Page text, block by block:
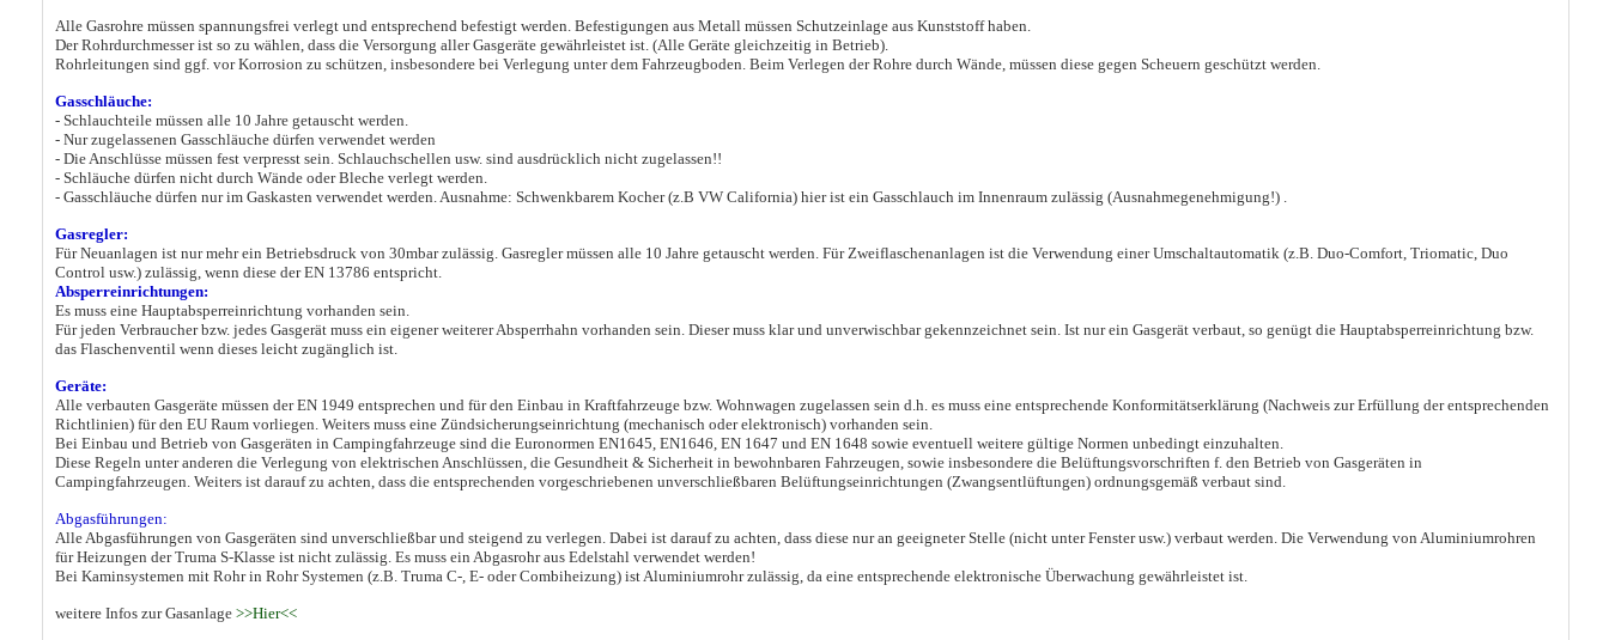
Alle Gasrohre müssen spannungsfrei verlegt und entsprechend befestigt werden. Befestigungen aus Metall müssen Schutzeinlage aus Kunststoff haben.
Der Rohrdurchmesser ist so zu wählen, dass die Versorgung aller Gasgeräte gewährleistet ist. (Alle Geräte gleichzeitig in Betrieb).
Rohrleitungen sind ggf. vor Korrosion zu schützen, insbesondere bei Verlegung unter dem Fahrzeugboden. Beim Verlegen der Rohre durch Wände, müssen diese gegen Scheuern geschützt werden.
Gasschläuche:
- Schlauchteile müssen alle 10 Jahre getauscht werden.
- Nur zugelassenen Gasschläuche dürfen verwendet werden
- Die Anschlüsse müssen fest verpresst sein. Schlauchschellen usw. sind ausdrücklich nicht zugelassen!!
- Schläuche dürfen nicht durch Wände oder Bleche verlegt werden.
- Gasschläuche dürfen nur im Gaskasten verwendet werden. Ausnahme: Schwenkbarem Kocher (z.B VW California) hier ist ein Gasschlauch im Innenraum zulässig (Ausnahmegenehmigung!) .
Gasregler:
Für Neuanlagen ist nur mehr ein Betriebsdruck von 30mbar zulässig. Gasregler müssen alle 10 Jahre getauscht werden. Für Zweiflaschenanlagen ist die Verwendung einer Umschaltautomatik (z.B. Duo-Comfort, Triomatic, Duo
Control usw.) zulässig, wenn diese der EN 13786 entspricht.
Absperreinrichtungen:
Es muss eine Hauptabsperreinrichtung vorhanden sein.
Für jeden Verbraucher bzw. jedes Gasgerät muss ein eigener weiterer Absperrhahn vorhanden sein. Dieser muss klar und unverwischbar gekennzeichnet sein. Ist nur ein Gasgerät verbaut, so genügt die Hauptabsperreinrichtung bzw.
das Flaschenventil wenn dieses leicht zugänglich ist.
Geräte:
Alle verbauten Gasgeräte müssen der EN 1949 entsprechen und für den Einbau in Kraftfahrzeuge bzw. Wohnwagen zugelassen sein d.h. es muss eine entsprechende Konformitätserklärung (Nachweis zur Erfüllung der entsprechenden
Richtlinien) für den EU Raum vorliegen. Weiters muss eine Zündsicherungseinrichtung (mechanisch oder elektronisch) vorhanden sein.
Bei Einbau und Betrieb von Gasgeräten in Campingfahrzeuge sind die Euronormen EN1645, EN1646, EN 1647 und EN 1648 sowie eventuell weitere gültige Normen unbedingt einzuhalten.
Diese Regeln unter anderen die Verlegung von elektrischen Anschlüssen, die Gesundheit & Sicherheit in bewohnbaren Fahrzeugen, sowie insbesondere die Belüftungsvorschriften f. den Betrieb von Gasgeräten in
Campingfahrzeugen. Weiters ist darauf zu achten, dass die entsprechenden vorgeschriebenen unverschließbaren Belüftungseinrichtungen (Zwangsentlüftungen) ordnungsgemäß verbaut sind.
Abgasführungen:
Alle Abgasführungen von Gasgeräten sind unverschließbar und steigend zu verlegen. Dabei ist darauf zu achten, dass diese nur an geeigneter Stelle (nicht unter Fenster usw.) verbaut werden. Die Verwendung von Aluminiumrohren
für Heizungen der Truma S-Klasse ist nicht zulässig. Es muss ein Abgasrohr aus Edelstahl verwendet werden!
Bei Kaminsystemen mit Rohr in Rohr Systemen (z.B. Truma C-, E- oder Combiheizung) ist Aluminiumrohr zulässig, da eine entsprechende elektronische Überwachung gewährleistet ist.
weitere Infos zur Gasanlage >>Hier<<